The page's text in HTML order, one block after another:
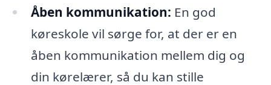
Åben kommunikation: En god
køreskole vil sørge for, at der er en
åben kommunikation mellem dig og
din kørelærer, så du kan stille